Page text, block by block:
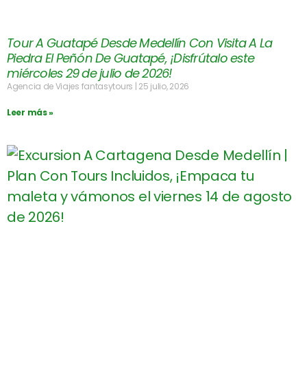
Tour A Guatapé Desde Medellín Con Visita A La
Piedra El Peñón De Guatapé, ¡Disfrútalo este
miércoles 29 de julio de 2026!
Agencia de Viajes fantasytours 25 julio, 2026
Leer más »